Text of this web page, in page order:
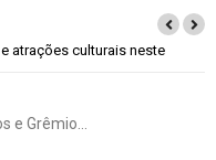
em um suspense
e Grêmio…